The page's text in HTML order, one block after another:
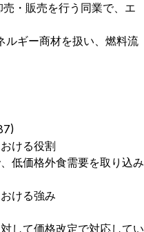
・販売を行う同業で、エ
ギー商材を扱い、燃料流
ける役割
低価格外食需要を取り込み
ける強み
して価格改定で対応してい